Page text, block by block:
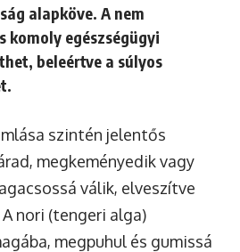
alapköve. A nem
komoly egészségügyi
beleértve a súlyos
szintén jelentős
megkeményedik vagy
válik, elveszítve
nori (tengeri alga)
megpuhul és gumissá